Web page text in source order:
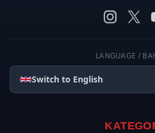
LANGUAGE /
Switch to English